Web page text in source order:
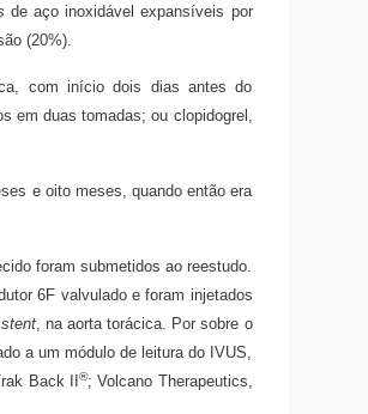
de aço inoxidável expansíveis por
(20%).
com início dois dias antes do
em duas tomadas; ou clopidogrel,
e oito meses, quando então era
foram submetidos ao reestudo.
6F valvulado e foram injetados
stent , na aorta torácica. Por sobre o
a um módulo de leitura do IVUS,
Back II®; Volcano Therapeutics,